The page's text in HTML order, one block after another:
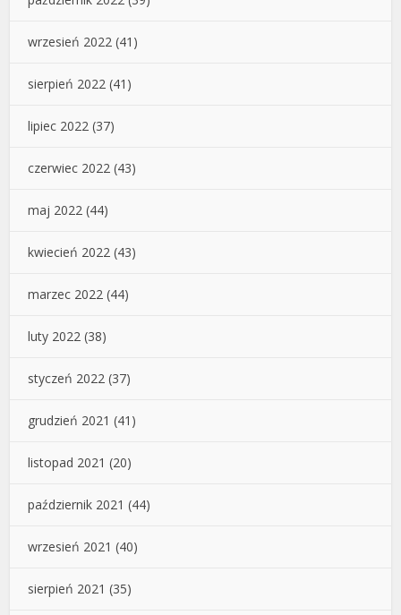
wrzesień 2022 (41)
sierpień 2022 (41)
lipiec 2022 (37)
czerwiec 2022 (43)
maj 2022 (44)
kwiecień 2022 (43)
marzec 2022 (44)
luty 2022 (38)
styczeń 2022 (37)
grudzień 2021 (41)
listopad 2021 (20)
październik 2021 (44)
wrzesień 2021 (40)
sierpień 2021 (35)